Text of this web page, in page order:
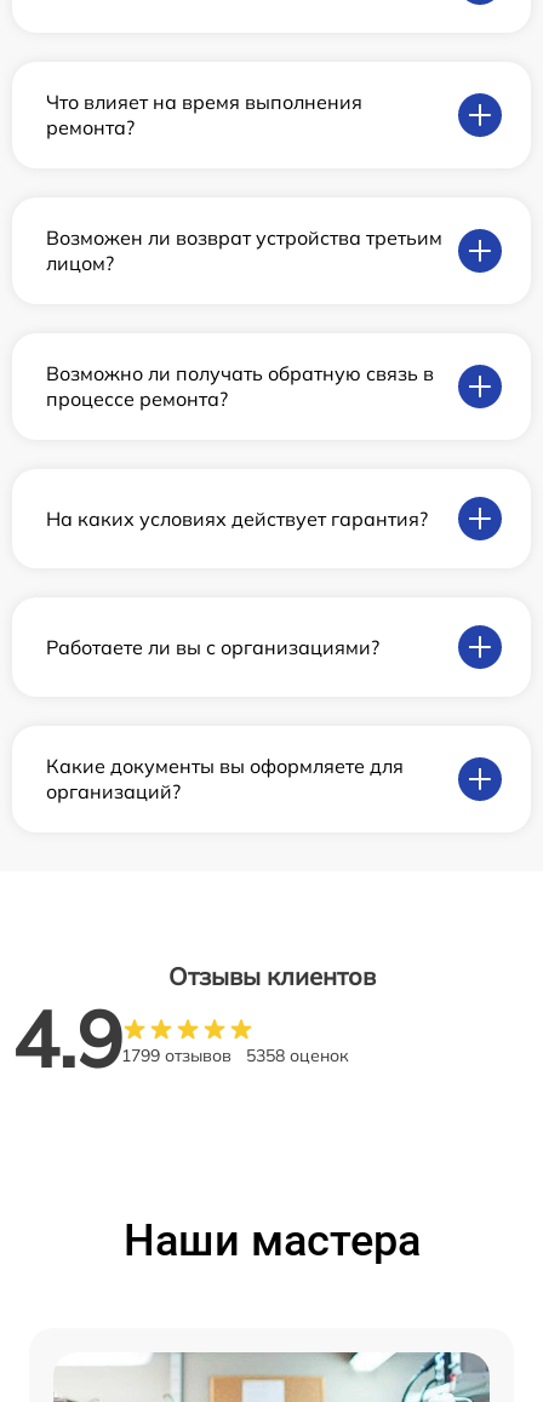
Что влияет на время выполнения
ремонта?
Возможен ли возврат устройства третьим
лицом?
Возможно ли получать обратную связь в
процессе ремонта?
На каких условиях действует гарантия?
Работаете ли вы с организациями?
Какие документы вы оформляете для
организаций?
Отзывы клиентов
4.91799 отзывов 5358 оценок
Наши мастера